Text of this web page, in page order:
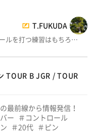
T.FUKUDA
ルを打つ練習はもちろ…
TOUR B JGR / TOUR
最前線から情報発信！
ー
コントロール
20代
ピン